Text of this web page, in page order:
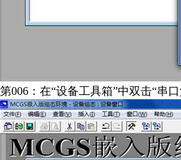
第006：在“设备工具箱”中双击“串